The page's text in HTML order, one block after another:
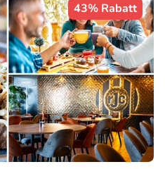
43% Rabatt